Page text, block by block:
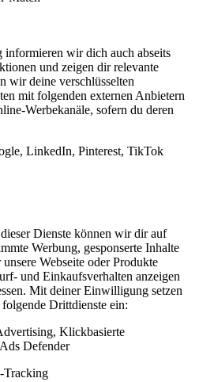
wir dich auch abseits
und zeigen dir relevante
wir deine verschlüsselten
mit folgenden externen Anbietern
Werbekanäle, sofern du deren
LinkedIn, Pinterest, TikTok
Dienste können wir dir auf
Werbung, gesponserte Inhalte
Webseite oder Produkte
und Einkaufsverhalten anzeigen
Mit deiner Einwilligung setzen
Drittdienste ein:
Klickbasierte
Defender
Tracking